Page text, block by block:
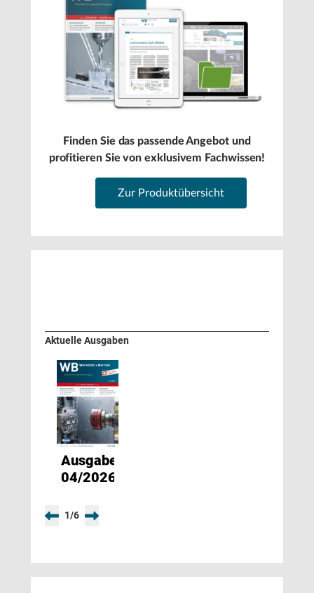
Finden Sie das passende Angebot und
profitieren Sie von exklusivem Fachwissen!
Zur Produktübersicht
Aktuelle Ausgaben
Ausgabe
04/2026
1/6